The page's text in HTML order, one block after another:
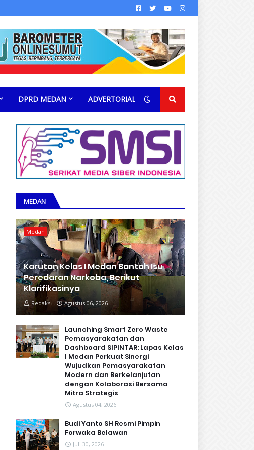
DPRD MEDAN ADVERTORIAL
MEDAN
Medan
Karutan Kelas I Medan Bantah Isu
Peredaran Narkoba, Berikut
Klarifikasinya
Redaksi Agustus 06, 2026
Launching Smart Zero Waste
Pemasyarakatan dan
Dashboard SIPINTAR: Lapas Kelas
I Medan Perkuat Sinergi
Wujudkan Pemasyarakatan
Modern dan Berkelanjutan
dengan Kolaborasi Bersama
Mitra Strategis
Agustus 04, 2026
Budi Yanto SH Resmi Pimpin
Forwaka Belawan
Juli 30, 2026